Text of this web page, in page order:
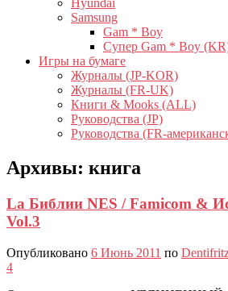
Hyundai
Samsung
Gam * Boy
Супер Gam * Boy
Игры на бумаге
Журналы (JP-KOR)
Журналы (FR-UK)
Книги & Mooks (ALL)
Руководства (JP)
Руководства (FR-
Архивы: книга
La Библии NES / Famicom &
Vol.3
Опубликовано 6 Июнь 2011 по
4